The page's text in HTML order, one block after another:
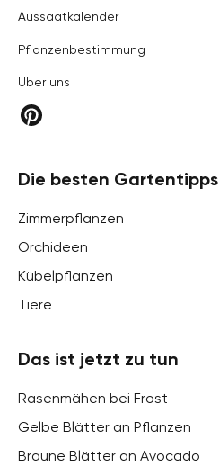
Aussaatkalender
Pflanzenbestimmung
Über uns
Die besten Gartentipps
Zimmerpflanzen
Orchideen
Kübelpflanzen
Tiere
Das ist jetzt zu tun
Rasenmähen bei Frost
Gelbe Blätter an Pflanzen
Braune Blätter an Avocado